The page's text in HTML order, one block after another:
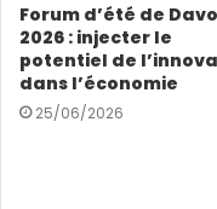
Forum d’été de
2026 : injecter le
potentiel de
dans l’économie
25/06/2026